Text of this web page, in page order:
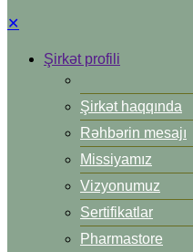
✕
Şirkət profili
Şirkət haqqında
Rəhbərin mesajı
Missiyamız
Vizyonumuz
Sertifikatlar
Pharmastore